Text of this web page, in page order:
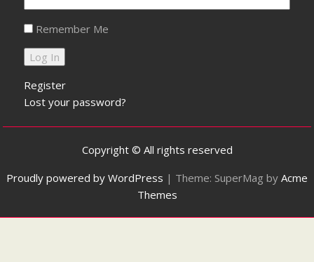
Remember Me
Register
Lost your password?
Copyright © All rights reserved
Proudly powered by WordPress | Theme: SuperMag by Acme
Themes